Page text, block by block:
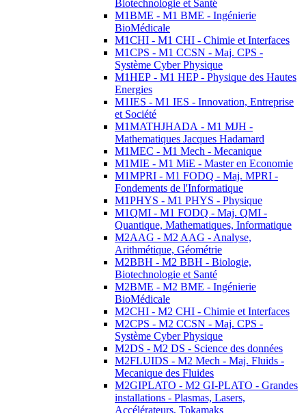
Biotechnologie et Santé
M1BME - M1 BME - Ingénierie
BioMédicale
M1CHI - M1 CHI - Chimie et Interfaces
M1CPS - M1 CCSN - Maj. CPS -
Système Cyber Physique
M1HEP - M1 HEP - Physique des Hautes
Energies
M1IES - M1 IES - Innovation, Entreprise
et Société
M1MATHJHADA - M1 MJH -
Mathematiques Jacques Hadamard
M1MEC - M1 Mech - Mecanique
M1MIE - M1 MiE - Master en Economie
M1MPRI - M1 FODQ - Maj. MPRI -
Fondements de l'Informatique
M1PHYS - M1 PHYS - Physique
M1QMI - M1 FODQ - Maj. QMI -
Quantique, Mathematiques, Informatique
M2AAG - M2 AAG - Analyse,
Arithmétique, Géométrie
M2BBH - M2 BBH - Biologie,
Biotechnologie et Santé
M2BME - M2 BME - Ingénierie
BioMédicale
M2CHI - M2 CHI - Chimie et Interfaces
M2CPS - M2 CCSN - Maj. CPS -
Système Cyber Physique
M2DS - M2 DS - Science des données
M2FLUIDS - M2 Mech - Maj. Fluids -
Mecanique des Fluides
M2GIPLATO - M2 GI-PLATO - Grandes
installations - Plasmas, Lasers,
Accélérateurs, Tokamaks